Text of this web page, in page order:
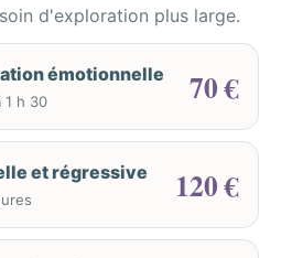
d'exploration plus large.
émotionnelle
1 h 30 70 €
et régressive 120 €